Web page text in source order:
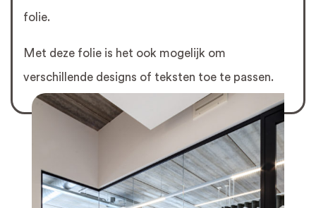
folie.
Met deze folie is het ook mogelijk om
verschillende designs of teksten toe te passen.